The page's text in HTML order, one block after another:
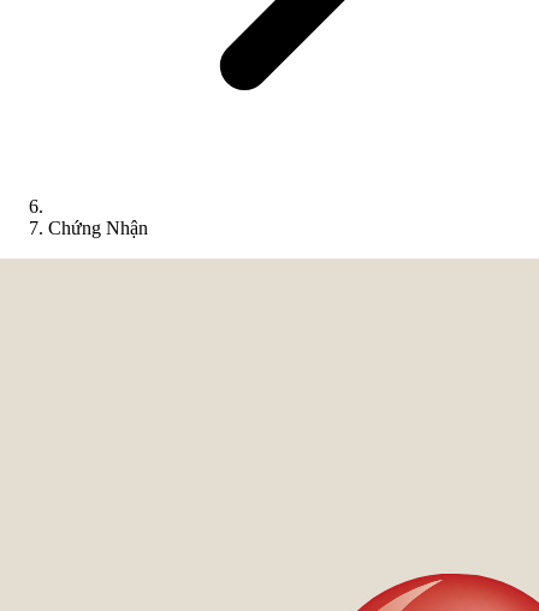
Chứng Nhận